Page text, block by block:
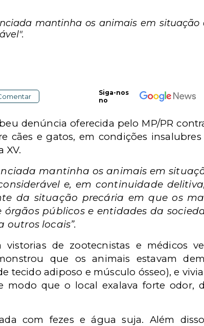
mantinha os animais em situação
Siga-nos
no
denúncia oferecida pelo MP/PR
cães e gatos, em condições
XV.
mantinha os animais em
e, em continuidade
da situação precária em que os
órgãos públicos e entidades da
outros locais”.
de zootecnistas e médicos
que os animais estavam
tecido adiposo e músculo ósseo), e
modo que o local exalava forte odor,
com fezes e água suja. Além